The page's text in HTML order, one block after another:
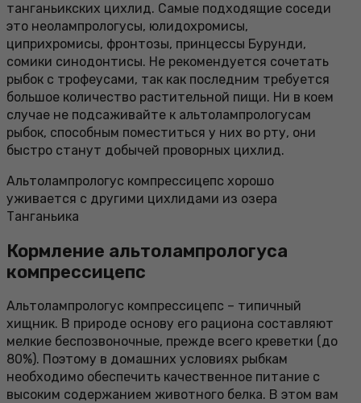
танганьикских цихлид. Самые подходящие соседи
это неолампрологусы, юлидохромисы,
циприхромисы, фронтозы, принцессы Бурунди,
сомики синодонтисы. Не рекомендуется сочетать
рыбок с трофеусами, так как последним требуется
большое количество растительной пищи. Ни в коем
случае не подсаживайте к альтолампрологусам
рыбок, способным поместиться у них во рту, они
быстро станут добычей проворных цихлид.
Альтолампрологус компрессицепс хорошо
уживается с другими цихлидами из озера
Танганьика
Кормление альтолампрологуса
компрессицепс
Альтолампрологус компрессицепс – типичный
хищник. В природе основу его рациона составляют
мелкие беспозвоночные, прежде всего креветки (до
80%). Поэтому в домашних условиях рыбкам
необходимо обеспечить качественное питание с
высоким содержанием животного белка. В этом вам